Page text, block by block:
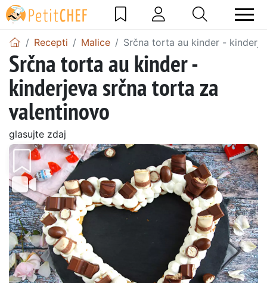
Recepti Malice Srčna torta au kinder -
Srčna torta au kinder -
kinderjeva srčna torta za
valentinovo
glasujte zdaj
Prejšnji